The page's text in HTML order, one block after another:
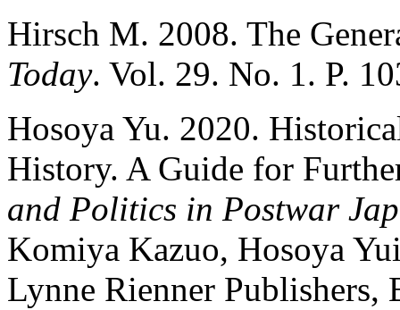
Hirsch M. 2008. The
Today. Vol. 29. No. 1. P.
Hosoya Yu. 2020.
History. A Guide for
and Politics in Postwar
Komiya Kazuo, Hosoya
Lynne Rienner Publishers,